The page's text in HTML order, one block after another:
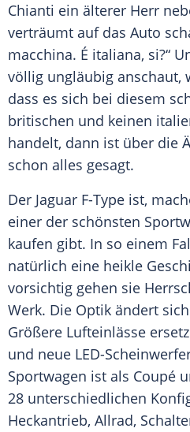
Chianti ein älterer Herr
verträumt auf das Auto
macchina. É italiana, si?“
völlig ungläubig anschaut,
dass es sich bei diesem
britischen und keinen
handelt, dann ist über die
schon alles gesagt.
Der Jaguar F-Type ist,
einer der schönsten
kaufen gibt. In so einem
natürlich eine heikle
vorsichtig gehen sie
Werk. Die Optik ändert
Größere Lufteinlässe
und neue LED-
Sportwagen ist als Coupé
28 unterschiedlichen
Heckantrieb, Allrad,